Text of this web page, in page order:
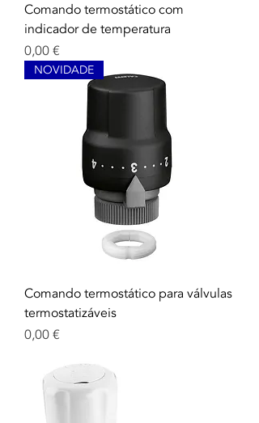
Comando termostático com
indicador de temperatura
Precio
0,00 €
NOVIDADE
Comando termostático para válvulas
termostatizáveis
Precio
0,00 €